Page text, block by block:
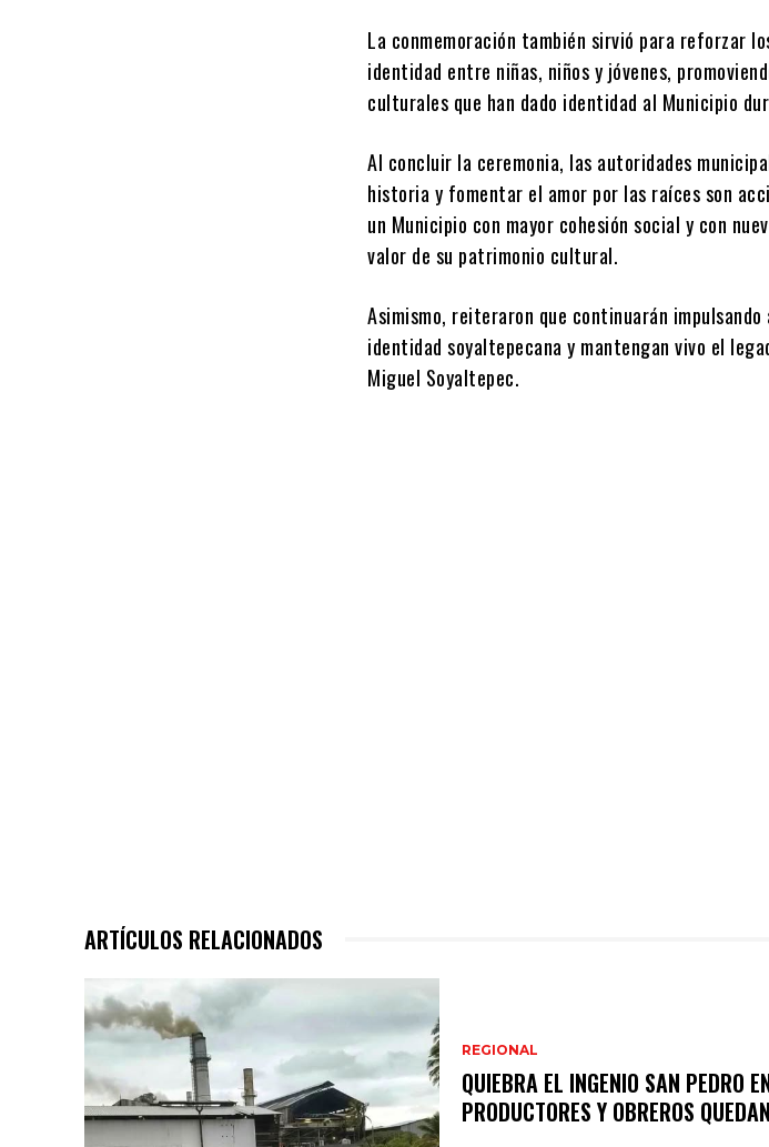
La conmemoración también sirvió para reforzar
identidad entre niñas, niños y jóvenes,
culturales que han dado identidad al Municipio
Al concluir la ceremonia, las autoridades
historia y fomentar el amor por las raíces son
un Municipio con mayor cohesión social y con
valor de su patrimonio cultural.
Asimismo, reiteraron que continuarán
identidad soyaltepecana y mantengan vivo el
Miguel Soyaltepec.
ARTÍCULOS RELACIONADOS
REGIONAL
QUIEBRA EL INGENIO SAN PEDRO
PRODUCTORES Y OBREROS